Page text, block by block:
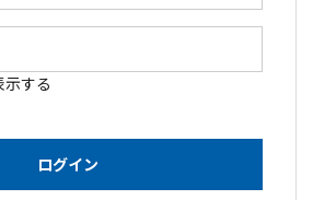
する